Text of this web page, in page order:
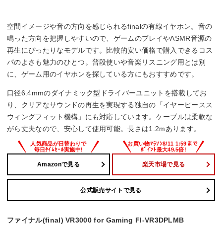
1.2ｍ
–
リケーブル
–
空間イメージや音の方向を感じられるfinalの有線イヤホン。音の
鳴った方向を把握しやすいので、ゲームのプレイやASMR音源の
再生にぴったりなモデルです。比較的安い価格で購入できるコス
パのよさも魅力のひとつ。普段使いや音楽リスニング用とは別
に、ゲーム用のイヤホンを探している方にもおすすめです。
口径6.4mmのダイナミック型ドライバーユニットを搭載してお
り、クリアなサウンドの再生を実現する独自の「イヤーピースス
ウィングフィット機構」にも対応しています。ケーブルは柔軟な
がら丈夫なので、安心して使用可能。長さは1.2mあります。
Amazonで見る 楽天市場で見る
公式販売サイトで見る
ファイナル(final) VR3000 for Gaming FI-VR3DPLMB